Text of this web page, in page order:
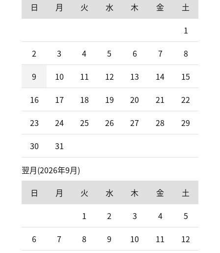
日
月 火 水 木 金
土
1
2
3 4 5 6 7
8
9
10 11 12 13 14
15
16
17 18 19 20 21
22
23
24 25 26 27 28
29
30
31
翌月(2026年9月)
日
月 火 水 木 金
土
1
2 3 4
5
6
7 8 9 10 11
12